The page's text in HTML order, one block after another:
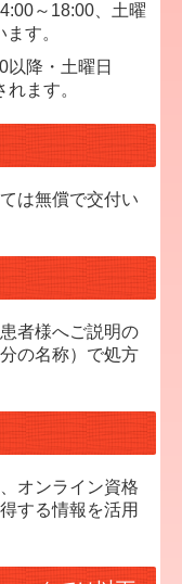
～18:00、土曜
す。
以降・土曜日
ます。
は無償で交付い
者様へご説明の
の名称）で処方
オンライン資格
する情報を活用